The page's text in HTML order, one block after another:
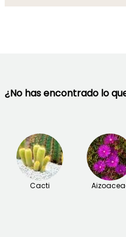
¿No has encontrado lo
Cacti